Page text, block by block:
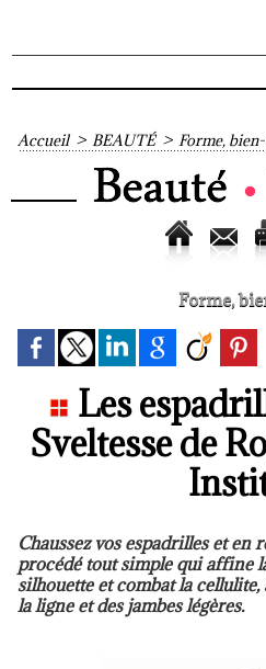
Accueil > BEAUTÉ > Forme,
Forme,
Les
Sveltesse de
Chaussez vos espadrilles et
procédé tout simple qui affine
silhouette et combat la
la ligne et des jambes légères.